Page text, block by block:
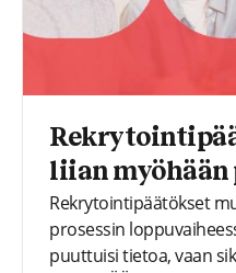
liian myöhään
Rekrytointipäätökset
prosessin
puuttuisi tietoa, vaan